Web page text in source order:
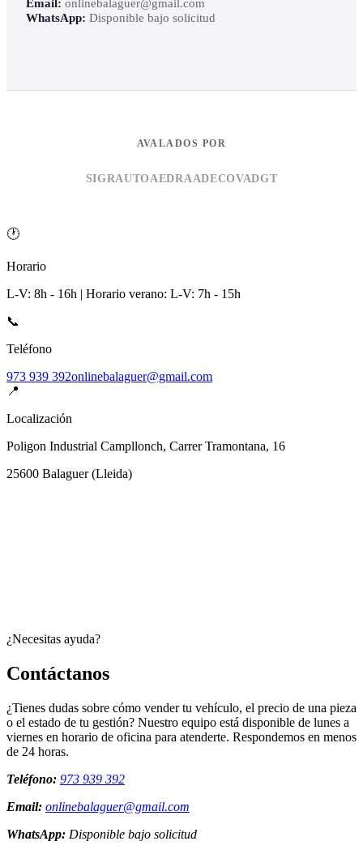
WhatsApp: Disponible bajo solicitud
AVALADOS POR
SIGRAUTOAEDRAADECOVADGT
🕐
Horario
L-V: 8h - 16h | Horario verano: L-V: 7h - 15h
📞
Teléfono
973 939 392onlinebalaguer@gmail.com
📍
Localización
Poligon Industrial Campllonch, Carrer Tramontana, 16
25600 Balaguer(Lleida)
¿Necesitas ayuda?
Contáctanos
¿Tienes dudas sobre cómo vender tu vehículo, el precio de una pieza
o el estado de tu gestión? Nuestro equipo está disponible de lunes a
viernes en horario de oficina para atenderte. Respondemos en menos
de 24 horas.
Teléfono: 973 939 392
Email: onlinebalaguer@gmail.com
WhatsApp: Disponible bajo solicitud